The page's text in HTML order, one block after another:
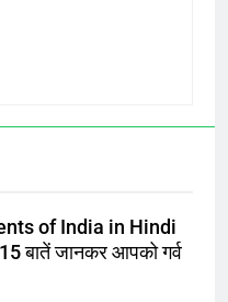
of India in Hindi
बातें जानकर आपको गर्व